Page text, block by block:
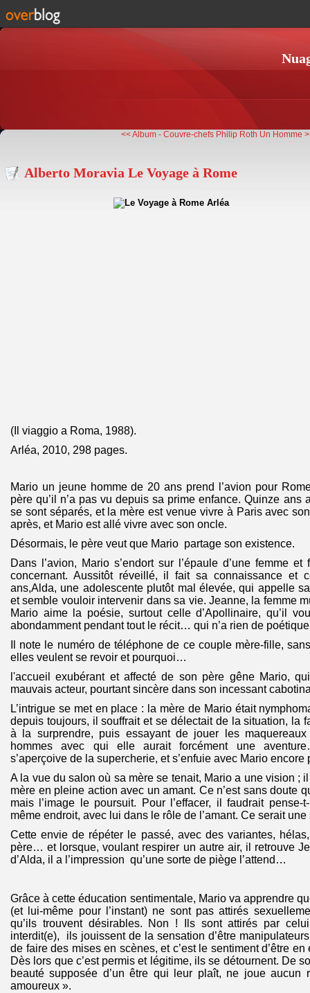
<< Album - Couvre-chefs Philip Roth Un Homme
Alberto Moravia Le Voyage à Rome
(Il viaggio a Roma, 1988).
Arléa, 2010, 298 pages.
Mario un jeune homme de 20 ans prend l’avion pour
père qu’il n’a pas vu depuis sa prime enfance. Quinze ans
se sont séparés, et la mère est venue vivre à Paris avec
après, et Mario est allé vivre avec son oncle.
Désormais, le père veut que Mario partage son existence.
Dans l’avion, Mario s’endort sur l’épaule d’une femme
concernant. Aussitôt réveillé, il fait sa connaissance
ans,Alda, une adolescente plutôt mal élevée, qui appelle
et semble vouloir intervenir dans sa vie. Jeanne, la femme
Mario aime la poésie, surtout celle d’Apollinaire, qu’il
abondamment pendant tout le récit… qui n’a rien de
Il note le numéro de téléphone de ce couple mère-fille,
elles veulent se revoir et pourquoi…
l'accueil exubérant et affecté de son père gêne Mario,
mauvais acteur, pourtant sincère dans son incessant
L’intrigue se met en place : la mère de Mario était
depuis toujours, il souffrait et se délectait de la situation, la
à la surprendre, puis essayant de jouer les
hommes avec qui elle aurait forcément une
s’aperçoive de la supercherie, et s’enfuie avec Mario encore
A la vue du salon où sa mère se tenait, Mario a une vision ;
mère en pleine action avec un amant. Ce n’est sans doute
mais l’image le poursuit. Pour l’effacer, il faudrait
même endroit, avec lui dans le rôle de l’amant. Ce serait
Cette envie de répéter le passé, avec des variantes,
père… et lorsque, voulant respirer un autre air, il retrouve
d’Alda, il a l’impression qu’une sorte de piège l’attend…
Grâce à cette éducation sentimentale, Mario va apprendre
(et lui-même pour l’instant) ne sont pas attirés
qu’ils trouvent désirables. Non ! Ils sont attirés par
interdit(e), ils jouissent de la sensation d’être
de faire des mises en scènes, et c’est le sentiment d’être
Dès lors que c’est permis et légitime, ils se détournent. De
beauté supposée d’un être qui leur plaît, ne joue
amoureux ».